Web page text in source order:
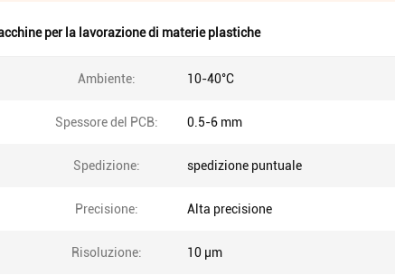
per la lavorazione di materie plastiche
Ambiente: 10-40°C
Spessore del PCB: 0.5-6 mm
Spedizione: spedizione puntuale
Precisione: Alta precisione
Risoluzione: 10 μm